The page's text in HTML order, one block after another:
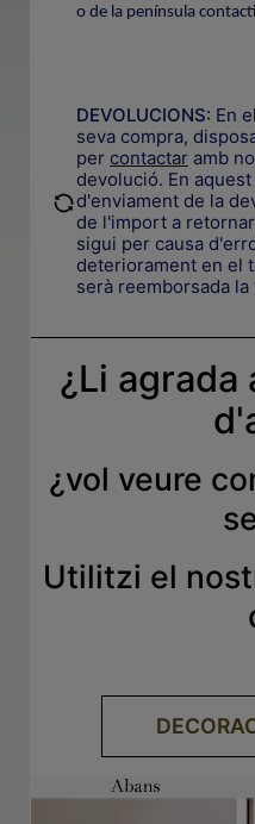
o de la península
DEVOLUCIONS: En
seva compra,
per contactar amb
devolució. En
d'enviament de la
de l'import a
sigui per causa
deteriorament en el
serà reemborsada
¿Li agrada
¿vol veure
Utilitzi el